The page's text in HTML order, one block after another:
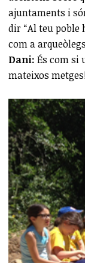
ajuntaments i
dir “Al teu poble
com a
Dani: És com si
mateixos